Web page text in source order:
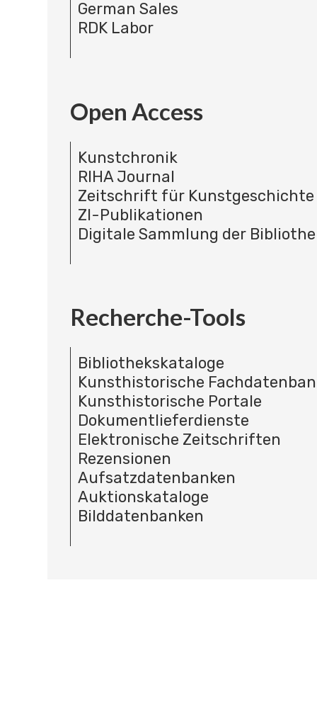
German Sales
RDK Labor
Open Access
Kunstchronik
RIHA Journal
Zeitschrift für Kunstgeschichte
ZI-Publikationen
Digitale Sammlung der
Recherche-Tools
Bibliothekskataloge
Kunsthistorische
Kunsthistorische Portale
Dokumentlieferdienste
Elektronische Zeitschriften
Rezensionen
Aufsatzdatenbanken
Auktionskataloge
Bilddatenbanken